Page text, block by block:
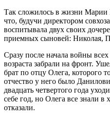
Так сложилось в жизни
что, будучи директором
воспитывала двух своих
приемных сыновей: Николая,
Сразу после начала войны
возраста забрали на фронт.
брат по отцу Олега, которого
отчество у него было
двадцать четвертого года
себе год, но Олега все знали в
отказали.